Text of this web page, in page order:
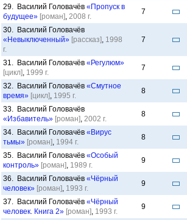
29. Василий Головачёв «Пропуск в
будущее» [роман], 2008 г.
7
30. Василий Головачёв
«Невыключенный» [рассказ], 1998
г.
7
31. Василий Головачёв «Регулюм»
[цикл], 1999 г.
7
32. Василий Головачёв «Смутное
время» [цикл], 1995 г.
8
33. Василий Головачёв
«Избавитель» [роман], 2002 г.
8
34. Василий Головачёв «Вирус
тьмы» [роман], 1994 г.
8
35. Василий Головачёв «Особый
контроль» [роман], 1989 г.
9
36. Василий Головачёв «Чёрный
человек» [роман], 1993 г.
9
37. Василий Головачёв «Чёрный
человек. Книга 2» [роман], 1993 г.
9